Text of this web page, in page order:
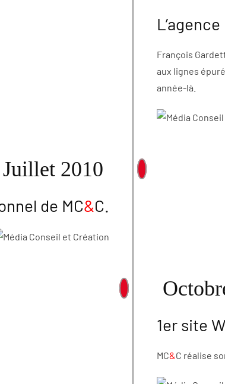
François
aux lignes
année-là.
Juillet 2010
de MC&C.
1er site
MC&C réalise